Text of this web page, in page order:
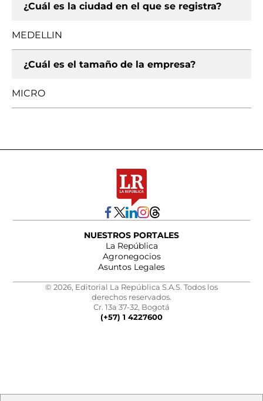
¿Cuál es la ciudad en el que se registra?
MEDELLIN
¿Cuál es el tamaño de la empresa?
MICRO
NUESTROS PORTALES
La República
Agronegocios
Asuntos Legales
© 2026, Editorial La República S.A.S. Todos los
derechos reservados.
Cr. 13a 37-32, Bogotá
(+57) 1 4227600